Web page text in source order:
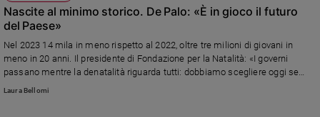
Nascite al minimo storico. De Palo: «È in gioco il futuro
del Paese»
Nel 2023 14 mila in meno rispetto al 2022, oltre tre milioni di giovani in
meno in 20 anni. Il presidente di Fondazione per la Natalità: «I governi
passano mentre la denatalità riguarda tutti: dobbiamo scegliere oggi se
avere un futuro o meno»
Laura Bellomi